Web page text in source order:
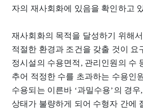
자의 재사회화에 있음을 확인하고
재사회화의 목적을 달성하기 위해
적절한 환경과 조건을 갖출 것이 요
정시설의 수용면적, 관리인원의 수
추어 적정한 수를 초과하는 수용인
수용되는 이른바 ‘과밀수용’의 경
상태가 불량하게 되어 수형자 간에